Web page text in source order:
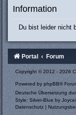
Information
Du bist leider nicht
Portal Forum
Copyright © 2012 - 2026
Powered by phpBB®
Deutsche Übersetzung
Style: Silver-Blue by
Datenschutz |